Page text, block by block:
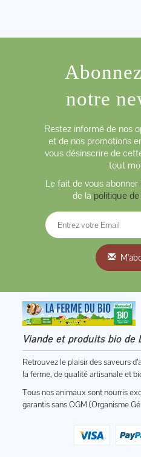
notre
Restez informé de nos
et de nos promotions
vous désinscrire de
tout
Le fait de vous
de la politique
Viande et produits bio
Retrouvez le plaisir des saveurs
la ferme, de qualité artisanale et
Tous nos animaux sont nourris
garantis sans OGM (Organisme